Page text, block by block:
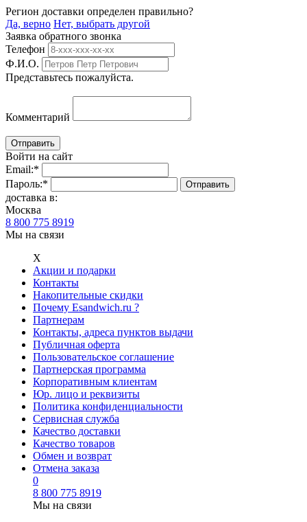
Регион доставки определен правильно?
Да, верно Нет, выбрать другой
Заявка обратного звонка
Телефон
Ф.И.О.
Представьтесь пожалуйста.
Комментарий
Войти на сайт
Email:*
Пароль:*
доставка в:
Москва
8 800 775 8919
Мы на связи
Х
Акции и подарки
Контакты
Накопительные скидки
Почему Esandwich.ru ?
Партнерам
Контакты, адреса пунктов выдачи
Публичная оферта
Пользовательское соглашение
Партнерская программа
Корпоративным клиентам
Юр. лицо и реквизиты
Политика конфиденциальности
Сервисная служба
Качество доставки
Качество товаров
Обмен и возврат
Отмена заказа
0
8 800 775 8919
Мы на связи